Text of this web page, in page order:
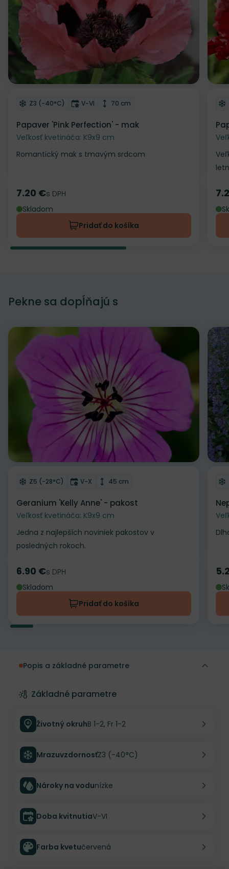
Odober do zoznamu želaní
Mrazuvzdornosť
Z3 (-40°C) Doba kvitnutia
V-VI Výška rastliny
70 cm
Papaver 'Pink Perfection' - mak
Veľkosť kvetináča: K9x9 cm
Romantický mak s tmavým srdcom
Cena
7.20 €s DPH
Skladom
Pridať do košíka
Pekne sa dopĺňajú s
Odober do zoznamu želaní
Mrazuvzdornosť
Z5 (-28°C) Doba kvitnutia
V-X Výška rastliny
45 cm
Geranium 'Kelly Anne' - pakost
Veľkosť kvetináča: K9x9 cm
Jedna z najlepších noviniek pakostov v
posledných rokoch.
Cena
6.90 €s DPH
Skladom
Pridať do košíka
Popis a základné parametre
Základné parametre
Životný okruhB 1-2, Fr 1-2
MrazuvzdornosťZ3 (-40°C)
Nároky na vodunízke
Doba kvitnutiaV-VI
Farba kvetučervená